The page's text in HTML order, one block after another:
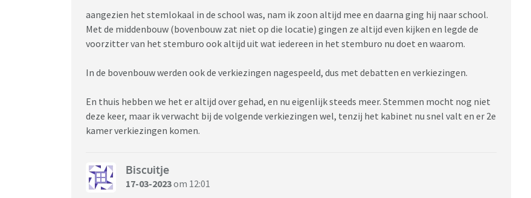
aangezien het stemlokaal in de school was, nam ik zoon altijd mee en daarna ging hij naar school.
Met de middenbouw (bovenbouw zat niet op die locatie) gingen ze altijd even kijken en legde de
voorzitter van het stemburo ook altijd uit wat iedereen in het stemburo nu doet en waarom.
In de bovenbouw werden ook de verkiezingen nagespeeld, dus met debatten en verkiezingen.
En thuis hebben we het er altijd over gehad, en nu eigenlijk steeds meer. Stemmen mocht nog niet
deze keer, maar ik verwacht bij de volgende verkiezingen wel, tenzij het kabinet nu snel valt en er 2e
kamer verkiezingen komen.
Biscuitje
17-03-2023om 12:01